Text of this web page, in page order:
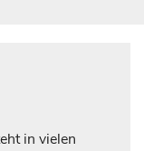
in vielen